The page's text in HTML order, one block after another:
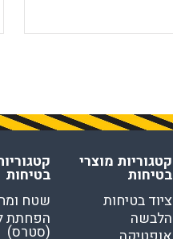
קטגוריות מוצרי
בטיחות
ציוד בטיחות
הלבשה
בטיחות
שטח
הפחתת
(סטרס)